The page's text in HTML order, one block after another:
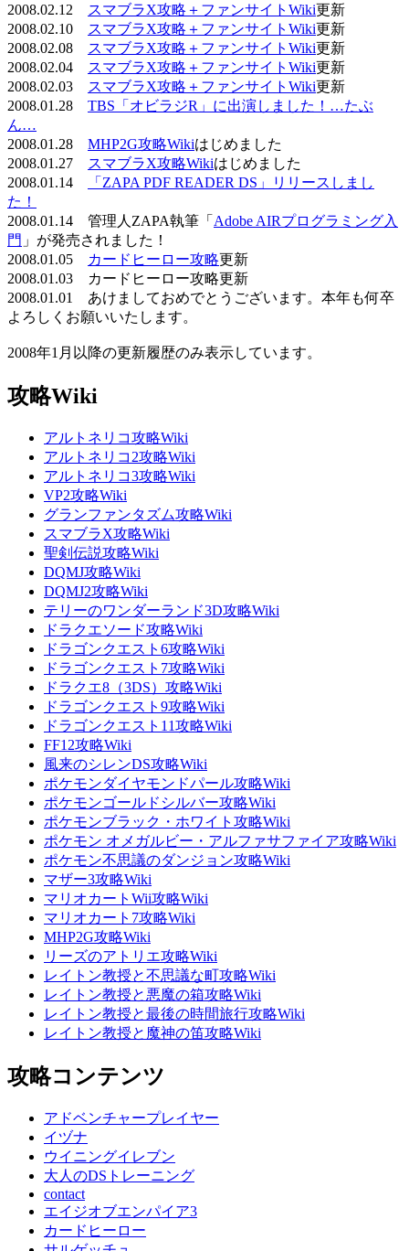
2008.02.12
スマブラX攻略＋ファンサイトWiki更新
2008.02.10
スマブラX攻略＋ファンサイトWiki更新
2008.02.08
スマブラX攻略＋ファンサイトWiki更新
2008.02.04
スマブラX攻略＋ファンサイトWiki更新
2008.02.03
スマブラX攻略＋ファンサイトWiki更新
2008.01.28 TBS「オビラジR」に出演しました！…たぶ
ん…
2008.01.28 MHP2G攻略Wikiはじめました
2008.01.27
スマブラX攻略Wikiはじめました
2008.01.14
「ZAPA PDF READER DS」リリースしまし
た！
2008.01.14 管理人ZAPA執筆「 Adobe AIRプログラミング入
門 」が発売されました！
2008.01.05
カードヒーロー攻略更新
2008.01.03 カードヒーロー攻略更新
2008.01.01 あけましておめでとうございます。本年も何卒
よろしくお願いいたします。
2008年1月以降の更新履歴のみ表示しています。
攻略Wiki
アルトネリコ攻略Wiki
アルトネリコ2攻略Wiki
アルトネリコ3攻略Wiki
VP2攻略Wiki
グランファンタズム攻略Wiki
スマブラX攻略Wiki
聖剣伝説攻略Wiki
DQMJ攻略Wiki
DQMJ2攻略Wiki
テリーのワンダーランド3D攻略Wiki
ドラクエソード攻略Wiki
ドラゴンクエスト6攻略Wiki
ドラゴンクエスト7攻略Wiki
ドラクエ8（3DS）攻略Wiki
ドラゴンクエスト9攻略Wiki
ドラゴンクエスト11攻略Wiki
FF12攻略Wiki
風来のシレンDS攻略Wiki
ポケモンダイヤモンドパール攻略Wiki
ポケモンゴールドシルバー攻略Wiki
ポケモンブラック・ホワイト攻略Wiki
ポケモン オメガルビー・アルファサファイア攻略Wiki
ポケモン不思議のダンジョン攻略Wiki
マザー3攻略Wiki
マリオカートWii攻略Wiki
マリオカート7攻略Wiki
MHP2G攻略Wiki
リーズのアトリエ攻略Wiki
レイトン教授と不思議な町攻略Wiki
レイトン教授と悪魔の箱攻略Wiki
レイトン教授と最後の時間旅行攻略Wiki
レイトン教授と魔神の笛攻略Wiki
攻略コンテンツ
アドベンチャープレイヤー
イヅナ
ウイニングイレブン
大人のDSトレーニング
contact
エイジオブエンパイア3
カードヒーロー